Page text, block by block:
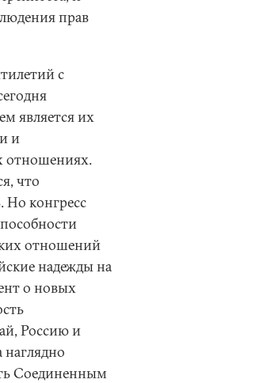
прав
с
является их
и
отношениях.
что
Но конгресс
отношений
надежды на
о новых
Россию и
наглядно
Соединенным